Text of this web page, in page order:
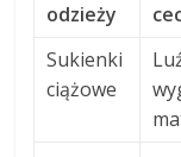
odzieży
Sukienki
ciążowe